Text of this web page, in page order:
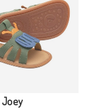
Joey